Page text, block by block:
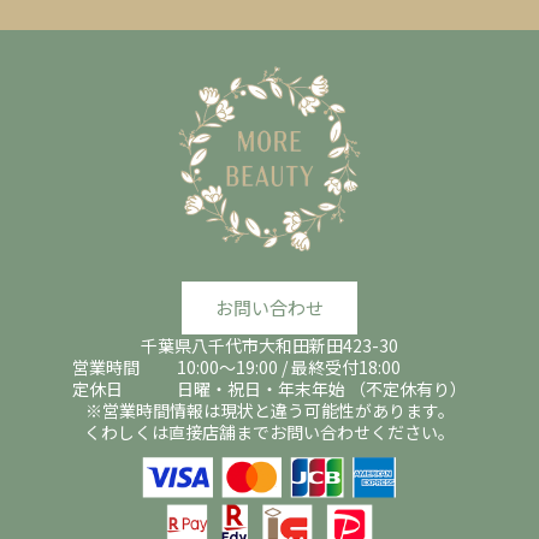
お問い合わせ
千葉県八千代市大和田新田423-30
営業時間 10:00～19:00 / 最終受付18:00
定休日 日曜・祝日・年末年始 （不定休有り）
※営業時間情報は現状と違う可能性があります。
くわしくは直接店舗までお問い合わせください。